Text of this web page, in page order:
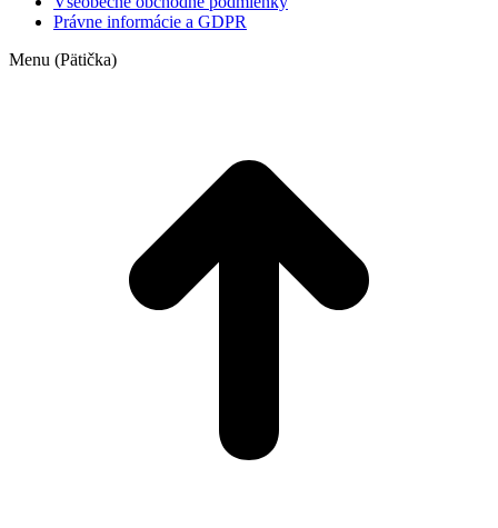
Právne informácie a GDPR
Menu (Pätička)